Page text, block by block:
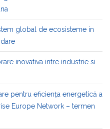
global de ecosisteme in
inovativa intre industrie si
pentru eficiența energetică a
Europe Network – termen